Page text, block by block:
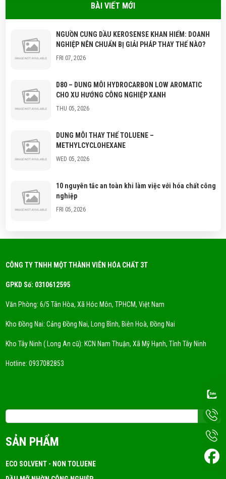
BÀI VIẾT MỚI
NGUỒN CUNG DẦU KEROSENSE KHAN HIẾM: DOANH
NGHIỆP NÊN CHUẨN BỊ GIẢI PHÁP THAY THẾ NÀO?
FRI 07, 2026
D80 – DUNG MÔI HYDROCARBON LOW AROMATIC
CHO XU HƯỚNG CÔNG NGHIỆP XANH
THU 05, 2026
DUNG MÔI THAY THẾ TOLUENE –
METHYLCYCLOHEXANE
WED 05, 2026
10 nguyên tắc an toàn khi làm việc với hóa chất công
nghiệp
FRI 05, 2026
FRI 05, 2026
Xu Hướng Dung Môi Thân Thiện Môi Trường - Eco
FRI 05, 2026
DUNG MÔI CYCLOHEXANE UY TÍN
FRI 05, 2026
Dung Môi A150 Là Gì? Ứng Dụng!
CÔNG TY TNHH MỘT THÀNH VIÊN HÓA CHẤT 3T
GPKD Số: 0310612595
Văn Phòng: 6/5 Tân Hòa, Xã Hóc Môn, TPHCM, Việt Nam
Kho Đồng Nai: Cảng Đồng Nai, Long Bình, Biên Hoà, Đồng Nai
Kho Tây Ninh ( Long An cũ): KCN Nam Thuận, Xã Mỹ Hạnh, Tỉnh Tây Ninh
Hotline: 0937082853
SẢN PHẨM
ECO SOLVENT - NON TOLUENE